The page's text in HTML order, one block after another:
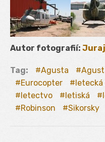
Autor fotografií:
Tag: Agusta
Eurocopter
letecká
letectvo
letiská
Robinson
Sikorsky